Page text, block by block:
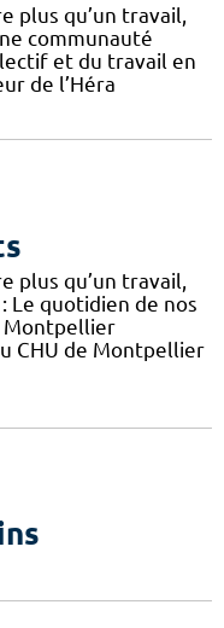
plus qu’un travail,
communauté
et du travail en
de l’Héra
plus qu’un travail,
Le quotidien de nos
Montpellier
CHU de Montpellier